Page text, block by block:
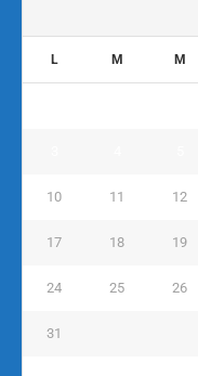
L M M
10 11 12
17 18 19
24 25 26
31